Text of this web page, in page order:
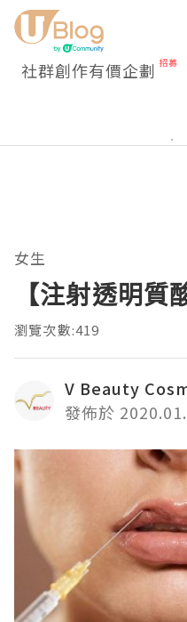
社群創作有價企劃
女生
【注射透明質
瀏覽次數:419
V Beauty
發佈於